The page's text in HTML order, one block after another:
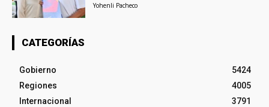
Yohenli Pacheco
CATEGORÍAS
Gobierno
5424
Regiones
4005
Internacional
3791